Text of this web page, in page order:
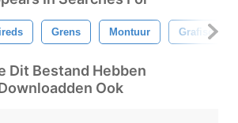
Grens Montuur Grafisch
Dit Bestand Hebben
Ook